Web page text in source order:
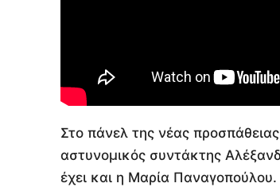
Στο πάνελ της νέας
αστυνομικός συντάκτης
έχει και η Μαρία